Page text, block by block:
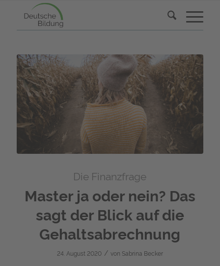
Die Finanzfrage
Master ja oder nein? Das
sagt der Blick auf die
Gehaltsabrechnung
24. August 2020 / von Sabrina Becker